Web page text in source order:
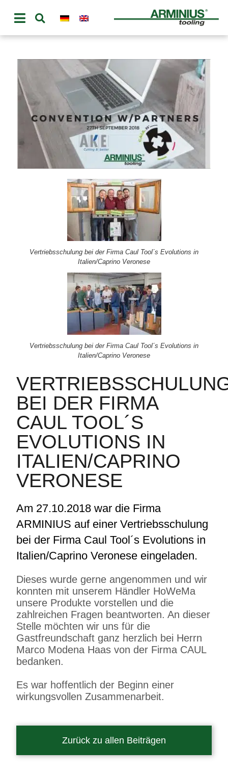
BEI DER FIRMA
CAUL TOOL´S
EVOLUTIONS IN
ITALIEN/CAPRINO
VERONESE
Am 27.10.2018 war die Firma
ARMINIUS auf einer Vertriebsschulung
bei der Firma Caul Tool´s Evolutions in
Italien/Caprino Veronese eingeladen.
Dieses wurde gerne angenommen und wir
konnten mit unserem Händler HoWeMa
unsere Produkte vorstellen und die
zahlreichen Fragen beantworten. An dieser
Stelle möchten wir uns für die
Gastfreundschaft ganz herzlich bei Herrn
Marco Modena Haas von der Firma CAUL
bedanken.
Es war hoffentlich der Beginn einer
wirkungsvollen Zusammenarbeit.
Zurück zu allen Beiträgen
Vertriebsschulung bei der Firma Caul Tool´s Evolutions in
Italien/Caprino Veronese
Vertriebsschulung bei der Firma Caul Tool´s Evolutions in
Italien/Caprino Veronese